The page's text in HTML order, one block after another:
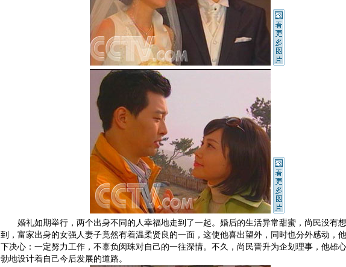
婚礼如期举行，两个出身不同的人幸福地走到了一起。婚后的生活异常甜蜜，尚民没有想
到，富家出身的女强人妻子竟然有着温柔贤良的一面，这使他喜出望外，同时也分外感动，
下决心：一定努力工作，不辜负闵珠对自己的一往深情。不久，尚民晋升为企划理事，他雄
勃地设计着自己今后发展的道路。